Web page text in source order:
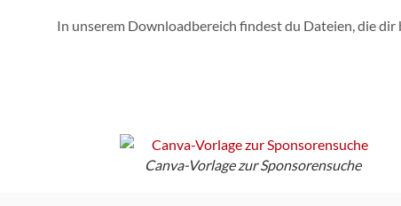
In unserem Downloadbereich findest du Dateien, die
Canva-Vorlage zur Sponsorensuche